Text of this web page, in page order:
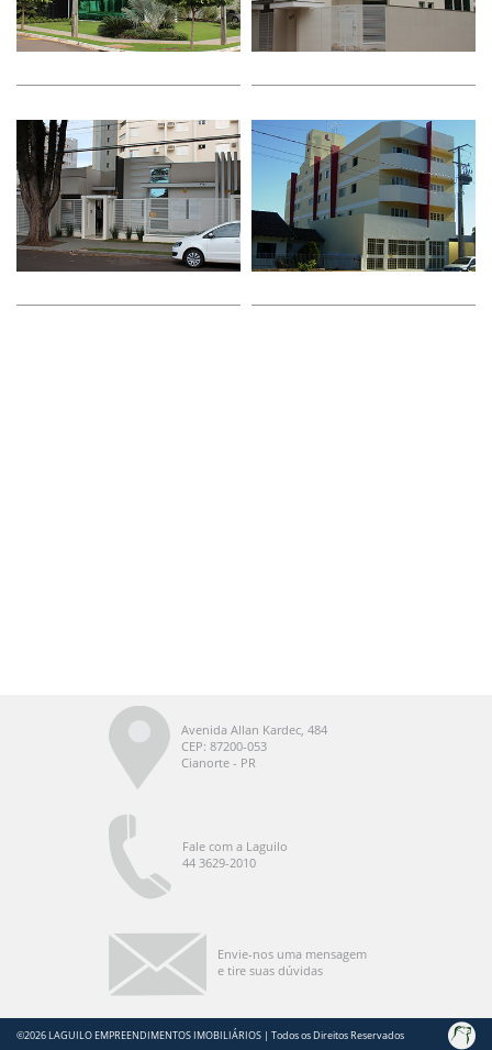
Avenida Allan Kardec, 484
CEP: 87200-053
Cianorte - PR
Fale com a Laguilo
44 3629-2010
Envie-nos uma mensagem
e tire suas dúvidas
©2026 LAGUILO EMPREENDIMENTOS IMOBILIÁRIOS | Todos os Direitos Reservados